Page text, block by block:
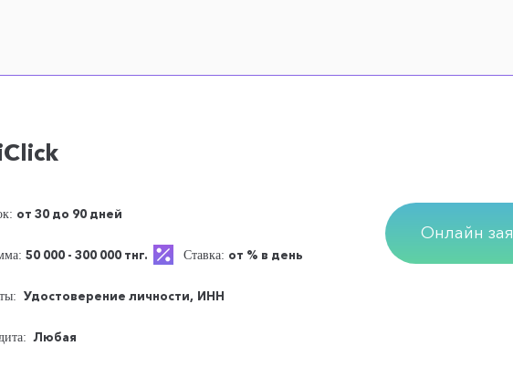
от 30 до 90 дней
50 000 - 300 000 тнг. Ставка: от % в день
Удостоверение личности, ИНН
Любая
Онлайн